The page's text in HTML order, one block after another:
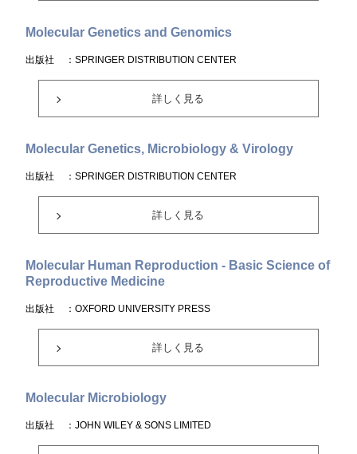
Molecular Genetics and Genomics
出版社 ：SPRINGER DISTRIBUTION CENTER
詳しく見る
Molecular Genetics, Microbiology & Virology
出版社 ：SPRINGER DISTRIBUTION CENTER
詳しく見る
Molecular Human Reproduction - Basic Science of
Reproductive Medicine
出版社 ：OXFORD UNIVERSITY PRESS
詳しく見る
Molecular Microbiology
出版社 ：JOHN WILEY & SONS LIMITED